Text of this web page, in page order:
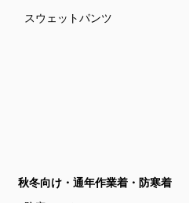
スウェットパンツ
秋冬向け・通年作業着・防寒着